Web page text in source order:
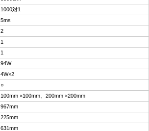
1000対1
5ms
2
1
1
94W
4W×2
○
100mm ×100mm、200mm ×200mm
967mm
225mm
631mm